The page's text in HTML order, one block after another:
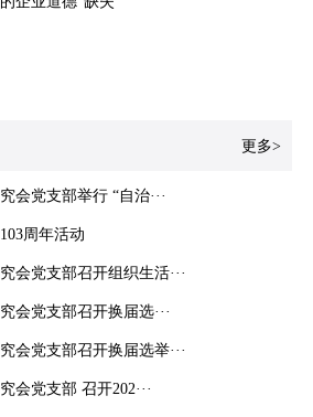
更多>
会党支部举行 “自治···
周年活动
会党支部召开组织生活···
会党支部召开换届选···
会党支部召开换届选举···
会党支部 召开202···